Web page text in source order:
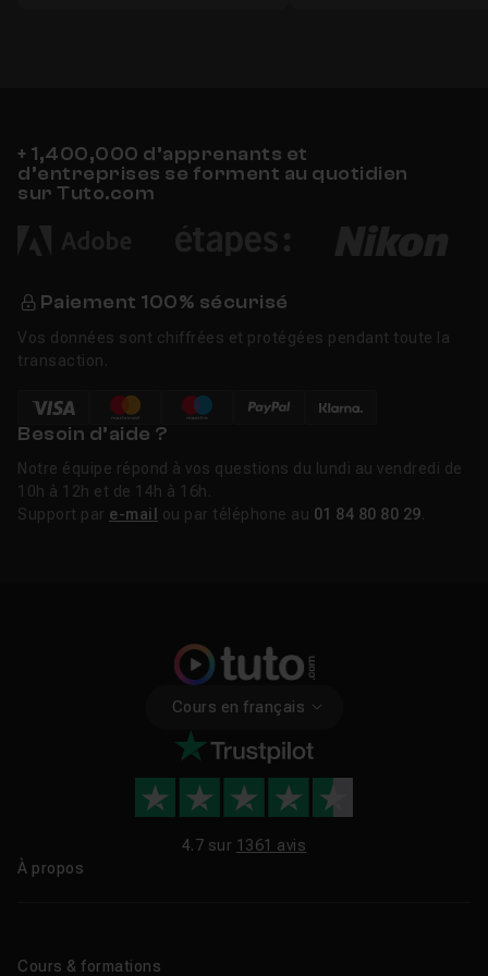
+ 1,400,000 d’apprenants et
d’entreprises se forment au quotidien
sur Tuto.com
Paiement 100% sécurisé
Vos données sont chiffrées et protégées pendant toute la
transaction.
Besoin d’aide ?
Notre équipe répond à vos questions du lundi au vendredi de
10h à 12h et de 14h à 16h.
Support par e-mail ou par téléphone au 01 84 80 80 29
Cours en français
4.7 sur 1361 avis
À propos
Cours & formations